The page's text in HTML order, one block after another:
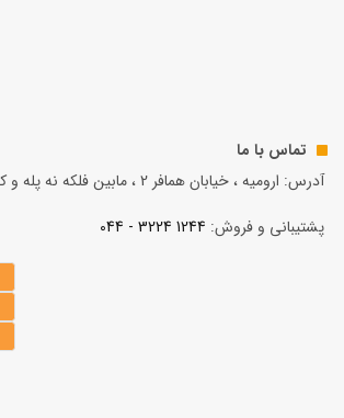
تماس با ما
آدرس: ارومیه ، خیابان همافر 2 ، مابين فلكه نه پله و کسری
پشتیبانی و فروش: 1244 3224 - 044